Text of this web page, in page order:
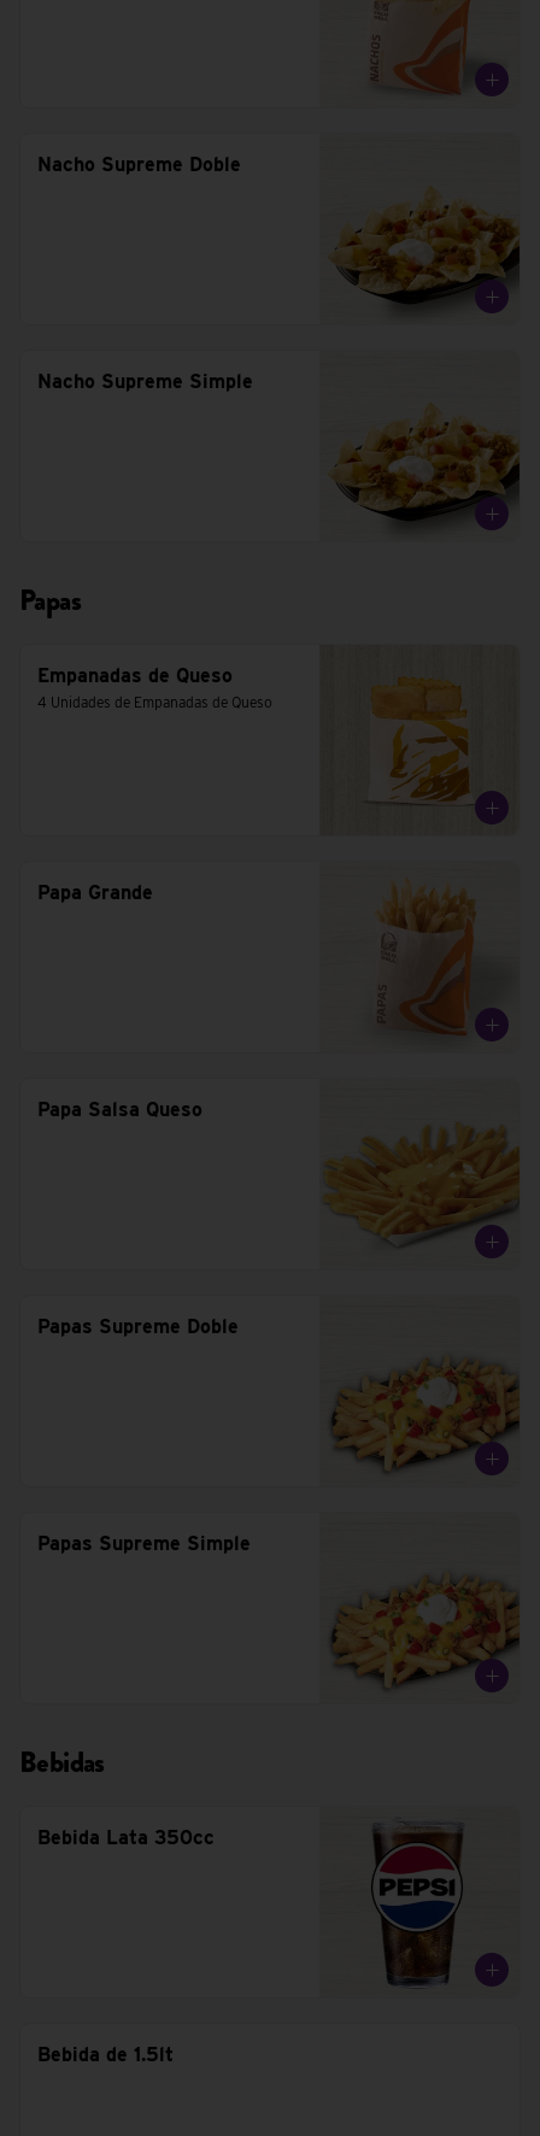
Nacho Supreme Doble
Nacho Supreme Simple
Papas
Empanadas de Queso
4 Unidades de Empanadas de Queso
Papa Grande
Papa Salsa Queso
Papas Supreme Doble
Papas Supreme Simple
Bebidas
Bebida Lata 350cc
Bebida de 1.5lt